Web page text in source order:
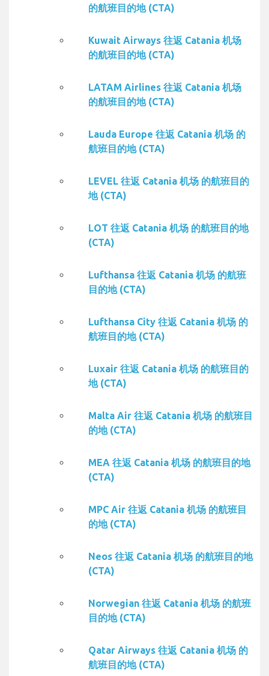
的航班目的地 (CTA)
Kuwait Airways 往返 Catania 机场
的航班目的地 (CTA)
LATAM Airlines 往返 Catania 机场
的航班目的地 (CTA)
Lauda Europe 往返 Catania 机场 的
航班目的地 (CTA)
LEVEL 往返 Catania 机场 的航班目的
地 (CTA)
LOT 往返 Catania 机场 的航班目的地
(CTA)
Lufthansa 往返 Catania 机场 的航班
目的地 (CTA)
Lufthansa City 往返 Catania 机场 的
航班目的地 (CTA)
Luxair 往返 Catania 机场 的航班目的
地 (CTA)
Malta Air 往返 Catania 机场 的航班目
的地 (CTA)
MEA 往返 Catania 机场 的航班目的地
(CTA)
MPC Air 往返 Catania 机场 的航班目
的地 (CTA)
Neos 往返 Catania 机场 的航班目的地
(CTA)
Norwegian 往返 Catania 机场 的航班
目的地 (CTA)
Qatar Airways 往返 Catania 机场 的
航班目的地 (CTA)